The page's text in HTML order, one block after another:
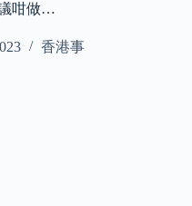
咁做…
香港事